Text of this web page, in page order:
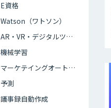
E資格
Watson（ワトソン）
AR・VR・デジタルツイン
機械学習
マーケテイングオートメーション・MAツール
予測
議事録自動作成